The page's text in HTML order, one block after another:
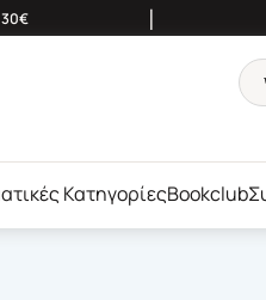
30€ |
ΚατηγορίεςBookclub